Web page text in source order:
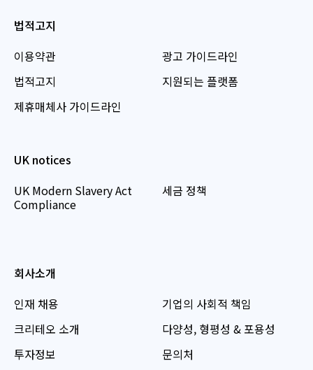
법적고지
이용약관
법적고지
제휴매체사 가이드라인
광고 가이드라인
지원되는 플랫폼
UK notices
UK Modern Slavery Act
Compliance
세금 정책
회사소개
인재 채용
크리테오 소개
투자정보
기업의 사회적 책임
다양성, 형평성 & 포용성
문의처